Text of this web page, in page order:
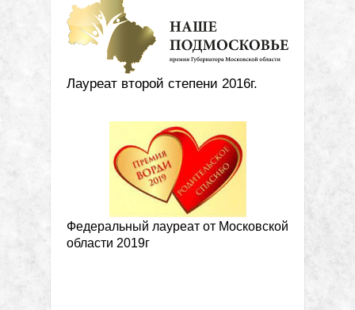
Лауреат второй степени 2016г.
Федеральный лауреат от Московской
области 2019г